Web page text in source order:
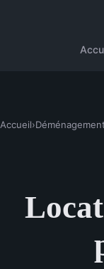
Accueil›Déménagement